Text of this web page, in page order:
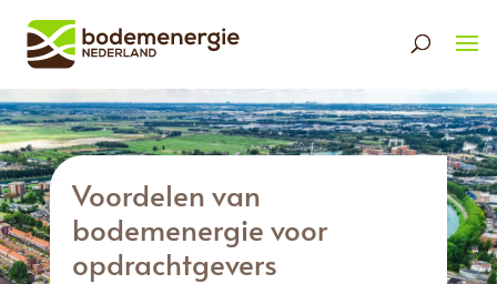
Voordelen van
bodemenergie voor
opdrachtgevers